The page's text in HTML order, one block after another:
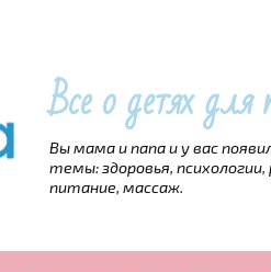
Все о детях
Вы мама и папа и у вас
темы: здоровья,
питание, массаж.